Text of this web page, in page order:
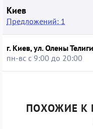
Киев
Предложений: 1
г. Киев, ул. Олены
пн-вс с 9:00 до 20:00
ПОХОЖИЕ К